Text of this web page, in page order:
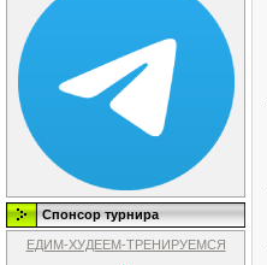
Спонсор турнира
ЕДИМ-ХУДЕЕМ-ТРЕНИРУЕМСЯ